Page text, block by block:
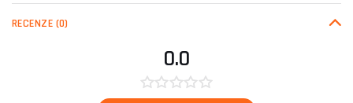
RECENZE (0)
0.0